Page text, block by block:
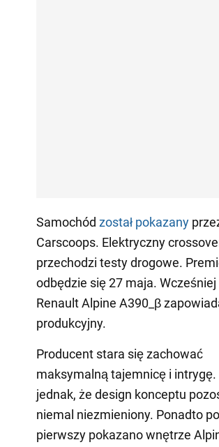
Samochód został pokazany
Carscoops. Elektryczny
przechodzi testy drogowe.
odbędzie się 27 maja.
Renault Alpine A390_β
produkcyjny.
Producent stara się zachować
maksymalną tajemnicę i intrygę.
jednak, że design konceptu
niemal niezmieniony. Ponadto
pierwszy pokazano wnętrze